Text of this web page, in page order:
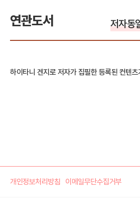
연관도서 저자동
하이타니 겐지로 저자가 집필한 등록된 컨텐츠
개인정보처리방침 이메일무단수집거부